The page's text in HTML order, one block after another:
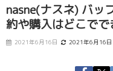
nasne(ナスネ) バッ
約や購入はどこでで
2021年6月16日 2021年6月16日